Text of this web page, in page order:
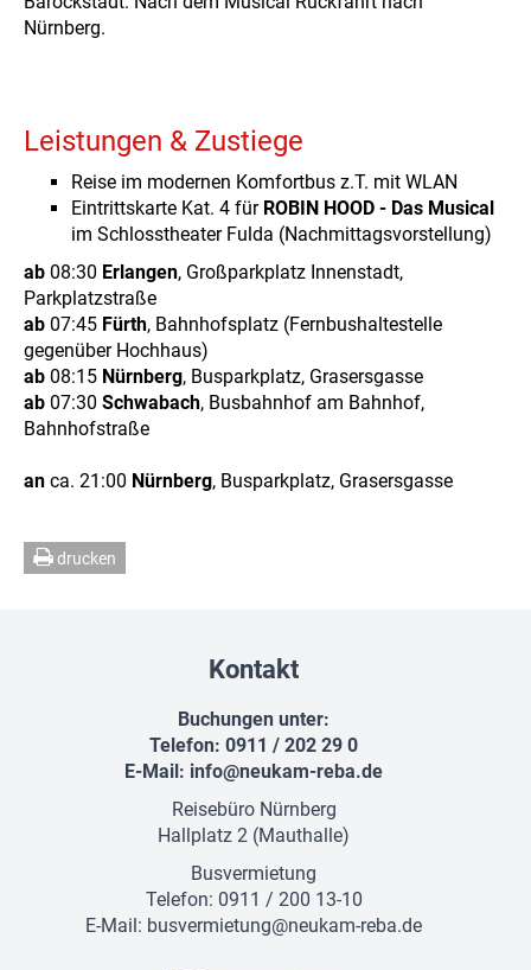
Nürnberg.
Leistungen & Zustiege
Reise im modernen Komfortbus z.T. mit WLAN
Eintrittskarte Kat. 4 für ROBIN HOOD - Das Musical
im Schlosstheater Fulda (Nachmittagsvorstellung)
ab 08:30 Erlangen, Großparkplatz Innenstadt,
Parkplatzstraße
ab 07:45 Fürth, Bahnhofsplatz (Fernbushaltestelle
gegenüber Hochhaus)
ab 08:15 Nürnberg, Busparkplatz, Grasersgasse
ab 07:30 Schwabach, Busbahnhof am Bahnhof,
Bahnhofstraße
an ca. 21:00 Nürnberg, Busparkplatz, Grasersgasse
drucken
Kontakt
Buchungen unter:
Telefon: 0911 / 202 29 0
E-Mail: info@neukam-reba.de
Reisebüro Nürnberg
Hallplatz 2 (Mauthalle)
Busvermietung
Telefon: 0911 / 200 13-10
E-Mail: busvermietung@neukam-reba.de